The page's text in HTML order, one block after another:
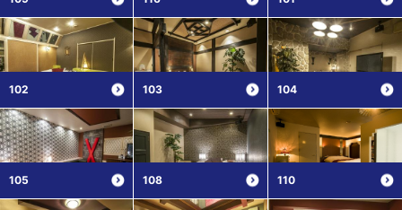
102 103 104
105 108 110